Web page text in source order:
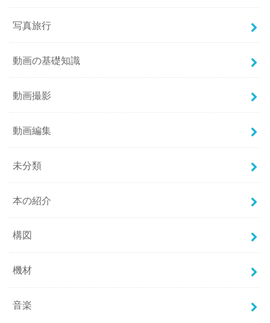
写真旅行
動画の基礎知識
動画撮影
動画編集
未分類
本の紹介
構図
機材
音楽